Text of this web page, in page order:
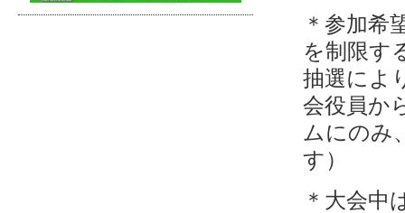
＊参加希
を制限す
抽選によ
会役員か
ムにのみ
す）
＊大会中